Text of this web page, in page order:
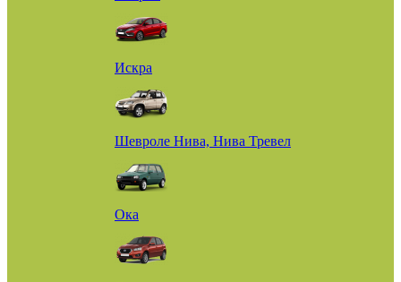
Искра
Шевроле Нива, Нива Тревел
Ока